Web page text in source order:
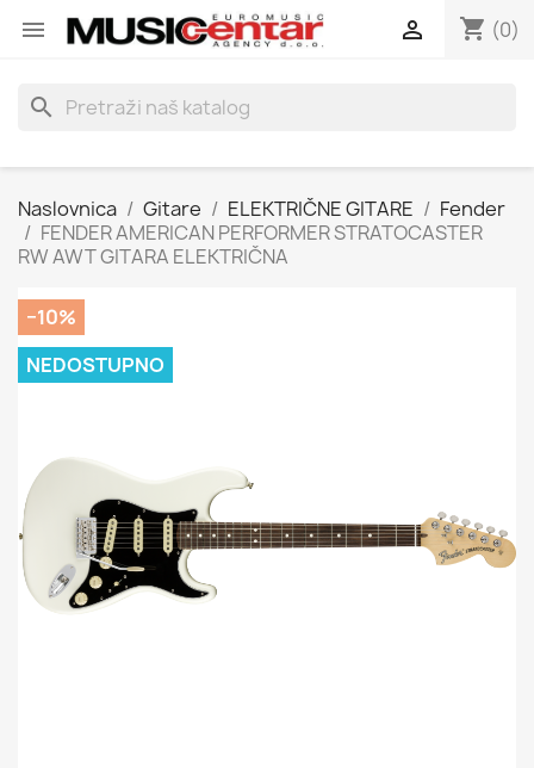
 shopping_cart (0)

search
Naslovnica Gitare ELEKTRIČNE GITARE
Fender
FENDER AMERICAN PERFORMER STRATOCASTER
RW AWT GITARA ELEKTRIČNA
−10%
NEDOSTUPNO